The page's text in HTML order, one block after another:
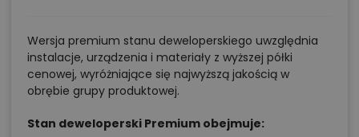
Wersja premium stanu deweloperskiego uwzględnia
instalacje, urządzenia i materiały z wyższej półki
cenowej, wyróżniające się najwyższą jakością w
obrębie grupy produktowej.
Stan deweloperski Premium obejmuje: